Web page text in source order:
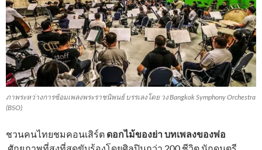
ภาพระหว่างการซ้อมเพลงพระราชนิพนธ์ บรรเลงโดย วง Bangkok Symphony Orchestra
(BSO)
ชวนคนไทยชมคอนเสิร์ต ดอกไม้ของย่า บทเพลงของพ่อ